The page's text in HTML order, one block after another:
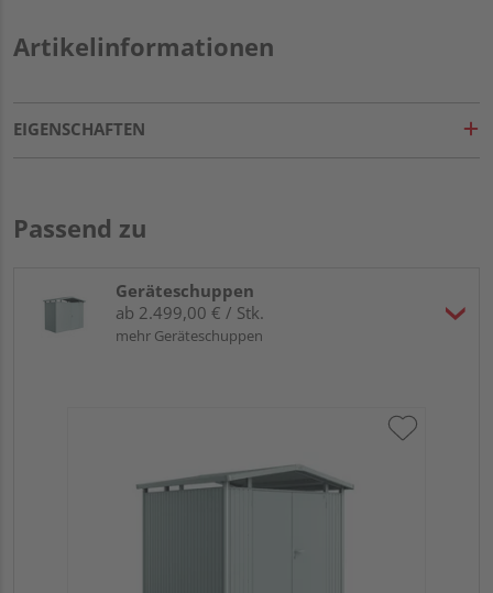
Artikelinformationen
EIGENSCHAFTEN
Passend zu
Geräteschuppen
ab 2.499,00 € / Stk.
mehr Geräteschuppen